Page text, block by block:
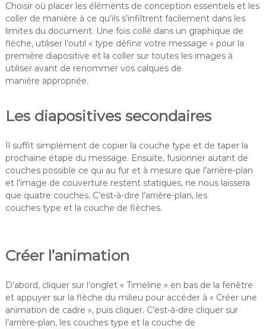
Choisir où placer les éléments de conception essentiels et les
coller de manière à ce qu’ils s’infiltrent facilement dans les
limites du document. Une fois collé dans un graphique de
flèche, utiliser l’outil « type définir votre message » pour la
première diapositive et la coller sur toutes les images à
utiliser avant de renommer vos calques de
manière appropriée.
Les diapositives secondaires
Il suffit simplement de copier la couche type et de taper la
prochaine étape du message. Ensuite, fusionner autant de
couches possible ce qui au fur et à mesure que l’arrière-plan
et l’image de couverture restent statiques, ne nous laissera
que quatre couches. C’est-à-dire l’arrière-plan, les
couches type et la couche de flèches.
Créer l’animation
D’abord, cliquer sur l’onglet « Timeline » en bas de la fenêtre
et appuyer sur la flèche du milieu pour accéder à « Créer une
animation de cadre », puis cliquer. C’est-à-dire cliquer sur
l’arrière-plan, les couches type et la couche de